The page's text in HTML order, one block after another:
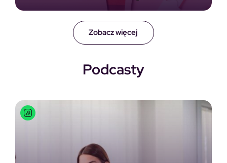
Zobacz więcej
Podcasty